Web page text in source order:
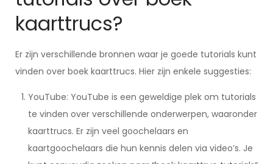
kaarttrucs?
Er zijn verschillende bronnen waar je goede tutorials kunt
vinden over boek kaarttrucs. Hier zijn enkele suggesties:
YouTube: YouTube is een geweldige plek om tutorials
te vinden over verschillende onderwerpen, waaronder
kaarttrucs. Er zijn veel goochelaars en
kaartgoochelaars die hun kennis delen via video’s. Je